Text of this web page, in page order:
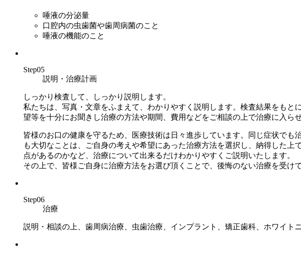
唾液の分泌量
口腔内の虫歯菌や歯周病菌のこと
唾液の機能のこと
Step05
説明・治療計画
しっかり検査して、しっかり説明します。
私たちは、写真・文章をふまえて、わかりやすく説明します。検査結果をも
望等を十分にお聞きし治療の方法や期間、費用などをご相談の上で治療に入ら
皆様のお口の健康を守るため、医療技術は日々進歩しています。同じ症状で
も大切なことは、ご自身の考えや希望にあった治療方法を選択し、納得した
点があるのかなど、治療について出来るだけわかりやすくご説明いたします。
その上で、皆様ご自身に治療方法をお選び頂くことで、後悔のない治療を受け
Step06
治療
説明・相談の上、歯周病治療、虫歯治療、インプラント、矯正歯科、ホワイト